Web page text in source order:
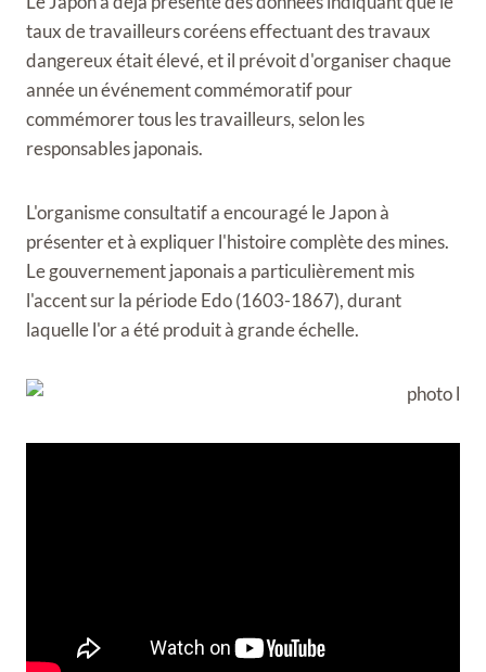
taux de travailleurs coréens effectuant des travaux
dangereux était élevé, et il prévoit d'organiser chaque
année un événement commémoratif pour
commémorer tous les travailleurs, selon les
responsables japonais.
L'organisme consultatif a encouragé le Japon à
présenter et à expliquer l'histoire complète des mines.
Le gouvernement japonais a particulièrement mis
l'accent sur la période Edo (1603-1867), durant
laquelle l'or a été produit à grande échelle.